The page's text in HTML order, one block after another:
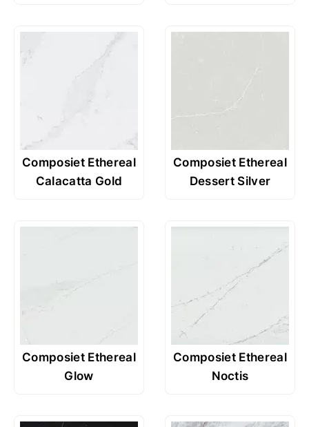
Composiet Ethereal
Calacatta Gold
Composiet Ethereal
Dessert Silver
Composiet Ethereal
Glow
Composiet Ethereal
Noctis